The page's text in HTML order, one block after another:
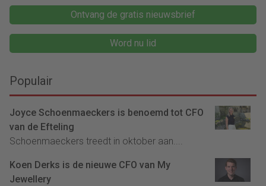
Ontvang de gratis nieuwsbrief
Word nu lid
Populair
Joyce Schoenmaeckers is benoemd tot CFO
van de Efteling
Schoenmaeckers treedt in oktober aan....
Koen Derks is de nieuwe CFO van My
Jewellery